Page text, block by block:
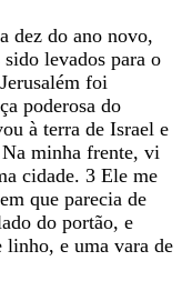
dez do ano novo,
sido levados para o
Jerusalém foi
poderosa do
à terra de Israel e
Na minha frente, vi
cidade. 3 Ele me
que parecia de
do portão, e
linho, e uma vara de